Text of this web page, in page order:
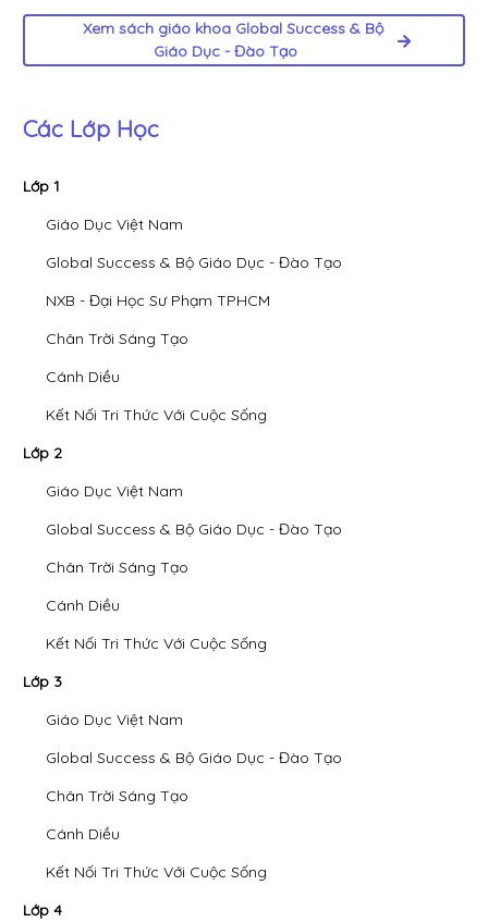
Xem sách giáo khoa Global Success & Bộ
Giáo Dục - Đào Tạo
Các Lớp Học
Lớp 1
Giáo Dục Việt Nam
Global Success & Bộ Giáo Dục - Đào Tạo
NXB - Đại Học Sư Phạm TPHCM
Chân Trời Sáng Tạo
Cánh Diều
Kết Nối Tri Thức Với Cuộc Sống
Lớp 2
Giáo Dục Việt Nam
Global Success & Bộ Giáo Dục - Đào Tạo
Chân Trời Sáng Tạo
Cánh Diều
Kết Nối Tri Thức Với Cuộc Sống
Lớp 3
Giáo Dục Việt Nam
Global Success & Bộ Giáo Dục - Đào Tạo
Chân Trời Sáng Tạo
Cánh Diều
Kết Nối Tri Thức Với Cuộc Sống
Lớp 4